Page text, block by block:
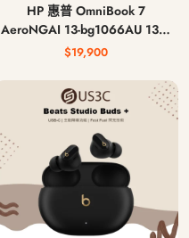
HP 惠普 OmniBook 7
AeroNGAI 13-bg1066AU 13吋
AI 5 340 16G 512G
$19,900